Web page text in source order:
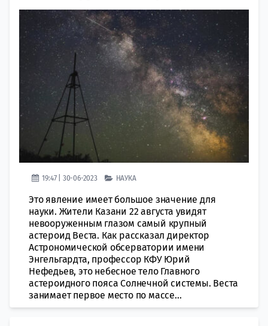
19:47 | 30-06-2023 НАУКА
Это явление имеет большое значение для
науки. Жители Казани 22 августа увидят
невооруженным глазом самый крупный
астероид Веста. Как рассказал директор
Астрономической обсерватории имени
Энгельгардта, профессор КФУ Юрий
Нефедьев, это небесное тело Главного
астероидного пояса Солнечной системы. Веста
занимает первое место по массе...